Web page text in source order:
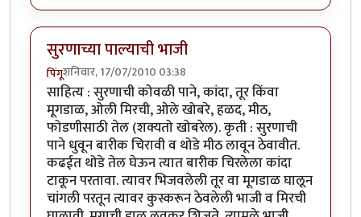
सुरणाच्या पाल्याची भाजी
पिंगूशनिवार, 17/07/2010 03:38
साहित्य : सुरणाची कोवळी पाने, कांदा, तूर किंवा
मूगडाळ, ओली मिरची, ओले खोबरे, हळद, मीठ,
फोडणीसाठी तेल (शक्यतो खोबरेल). कृती : सुरणाची
पाने धुवून बारीक चिरावी व थोडे मीठ लावून ठेवावीत.
कढईत थोडे तेल घेऊन त्यात बारीक चिरलेला कांदा
टाकून परतावा. त्यावर भिजवलेली तूर वा मूगडाळ घालून
चांगली परतून त्यावर कुस्करून ठेवलेली भाजी व मिरची